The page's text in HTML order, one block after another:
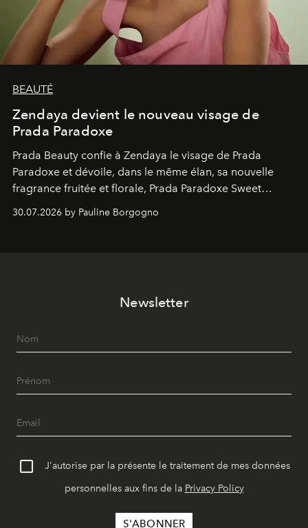
BEAUTÉ
Zendaya devient le nouveau visage de
Prada Paradoxe
Prada Beauty confie à Zendaya le visage de Prada
Paradoxe et dévoile, dans le même élan, sa nouvelle
fragrance fruitée et florale, Prada Paradoxe Sweet
Chemistry Eau de Parfum.
30.07.2026 by Pauline Borgogno
Newsletter
J'autorise par la présente le traitement de mes données
personnelles aux fins de la Privacy Policy